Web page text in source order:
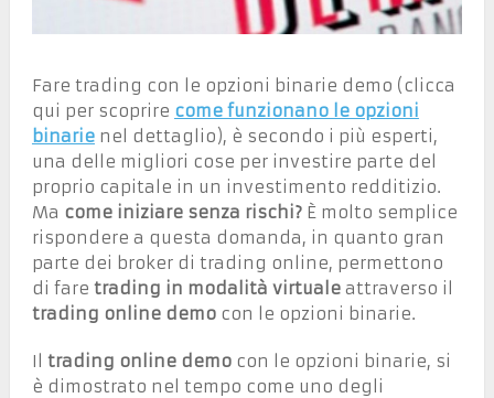
Fare trading con le opzioni binarie demo (clicca
qui per scoprire come funzionano le opzioni
binarienel dettaglio), è secondo i più esperti,
una delle migliori cose per investire parte del
proprio capitale in un investimento redditizio.
Ma come iniziare senza rischi?È molto semplice
rispondere a questa domanda, in quanto gran
parte dei broker di trading online, permettono
di fare trading in modalità virtualeattraverso il
trading online democon le opzioni binarie.
Il trading online democon le opzioni binarie, si
è dimostrato nel tempo come uno degli